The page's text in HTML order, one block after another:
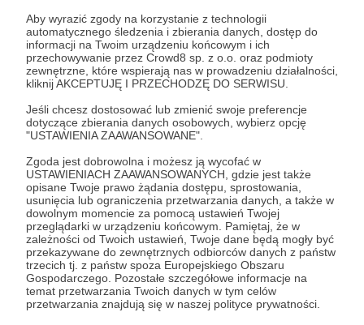
Aby wyrazić zgody na korzystanie z technologii
automatycznego śledzenia i zbierania danych, dostęp do
informacji na Twoim urządzeniu końcowym i ich
przechowywanie przez Crowd8 sp. z o.o. oraz podmioty
zewnętrzne, które wspierają nas w prowadzeniu działalności,
kliknij AKCEPTUJĘ I PRZECHODZĘ DO SERWISU.
Jeśli chcesz dostosować lub zmienić swoje preferencje
dotyczące zbierania danych osobowych, wybierz opcję
"USTAWIENIA ZAAWANSOWANE".
Zgoda jest dobrowolna i możesz ją wycofać w
USTAWIENIACH ZAAWANSOWANYCH, gdzie jest także
opisane Twoje prawo żądania dostępu, sprostowania,
usunięcia lub ograniczenia przetwarzania danych, a także w
dowolnym momencie za pomocą ustawień Twojej
przeglądarki w urządzeniu końcowym. Pamiętaj, że w
zależności od Twoich ustawień, Twoje dane będą mogły być
przekazywane do zewnętrznych odbiorców danych z państw
trzecich tj. z państw spoza Europejskiego Obszaru
Gospodarczego. Pozostałe szczegółowe informacje na
temat przetwarzania Twoich danych w tym celów
przetwarzania znajdują się w naszej polityce prywatności.
Dołącz do grona Patronów!
Wesprzyj działalność AutoraRadio 357już teraz!
Zostań Patronem